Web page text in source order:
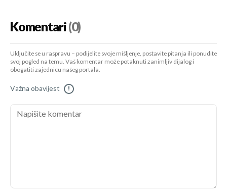
Komentari(0)
Uključite se u raspravu – podijelite svoje mišljenje, postavite pitanja ili ponudite
svoj pogled na temu. Vaš komentar može potaknuti zanimljiv dijalog i
obogatiti zajednicu našeg portala.
Važna obavijest !